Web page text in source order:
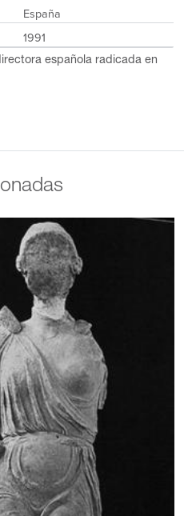
España
1991
española radicada en
por la Universidad
un máster en Artes
de producción en Alva Film,
Rindelaub. En 2020, se
2022, cofundó la asociación
Servette aux Charmilles:
Fanjul, una obra que
través de la historia de un
carrera, Irene ha participado
incluyendo dirección, guion,
diseño de sonido,
su trabajo. Además de su
es profesora asistente en el
2020. En el Museo
Martín se presentó en la
3 (2016). Fuente:
irene-muoz-
Actualizado: 12